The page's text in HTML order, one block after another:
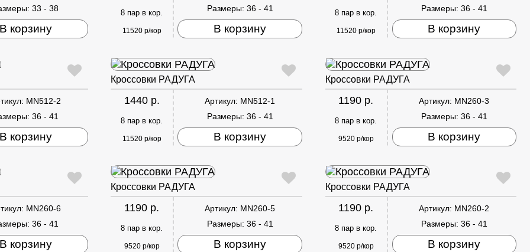
33 - 38
В корзину
8 пар в кор.
11520 р/кор
Размеры: 36 - 41
В корзину
8 пар в кор.
11520 р/кор
Размеры: 36 - 41
В корзину
MN512-2
36 - 41
В корзину
Кроссовки РАДУГА
1440 р.
8 пар в кор.
11520 р/кор
Артикул: MN512-1
Размеры: 36 - 41
В корзину
Кроссовки РАДУГА
1190 р.
8 пар в кор.
9520 р/кор
Артикул: MN260-3
Размеры: 36 - 41
В корзину
MN260-6
36 - 41
В корзину
Кроссовки РАДУГА
1190 р.
8 пар в кор.
9520 р/кор
Артикул: MN260-5
Размеры: 36 - 41
В корзину
Кроссовки РАДУГА
1190 р.
8 пар в кор.
9520 р/кор
Артикул: MN260-2
Размеры: 36 - 41
В корзину